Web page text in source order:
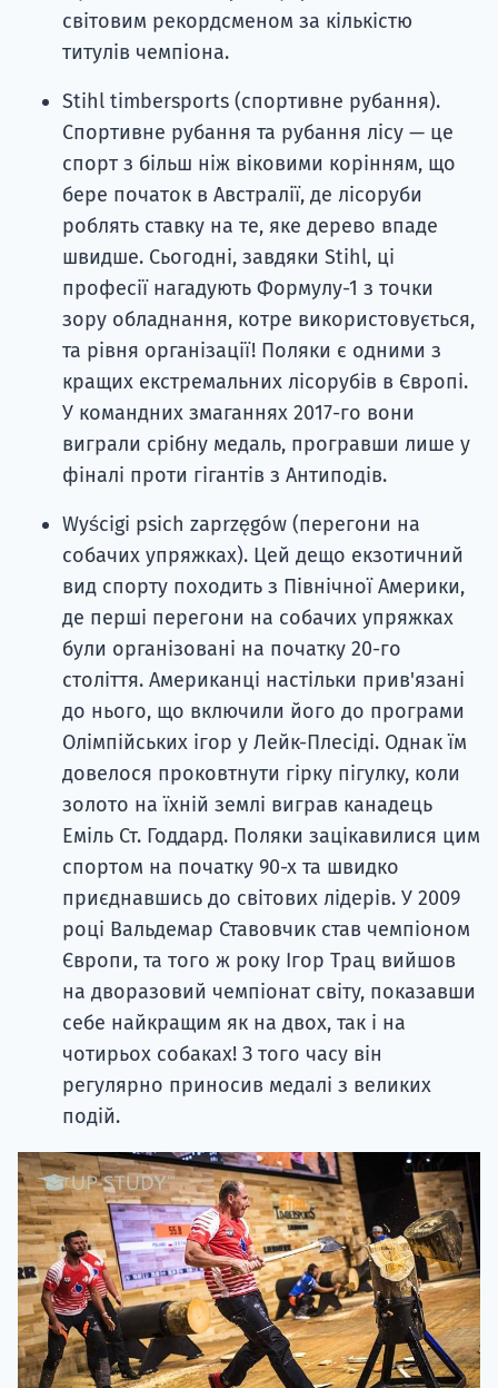
світовим рекордсменом за кількістю
титулів чемпіона.
Stihl timbersports (спортивне рубання).
Спортивне рубання та рубання лісу — це
спорт з більш ніж віковими корінням, що
бере початок в Австралії, де лісоруби
роблять ставку на те, яке дерево впаде
швидше. Сьогодні, завдяки Stihl, ці
професії нагадують Формулу-1 з точки
зору обладнання, котре використовується,
та рівня організації! Поляки є одними з
кращих екстремальних лісорубів в Європі.
У командних змаганнях 2017-го вони
виграли срібну медаль, програвши лише у
фіналі проти гігантів з Антиподів.
Wyścigi psich zaprzęgów (перегони на
собачих упряжках). Цей дещо екзотичний
вид спорту походить з Північної Америки,
де перші перегони на собачих упряжках
були організовані на початку 20-го
століття. Американці настільки прив'язані
до нього, що включили його до програми
Олімпійських ігор у Лейк-Плесіді. Однак їм
довелося проковтнути гірку пігулку, коли
золото на їхній землі виграв канадець
Еміль Ст. Годдард. Поляки зацікавилися цим
спортом на початку 90-х та швидко
приєднавшись до світових лідерів. У 2009
році Вальдемар Ставовчик став чемпіоном
Європи, та того ж року Ігор Трац вийшов
на дворазовий чемпіонат світу, показавши
себе найкращим як на двох, так і на
чотирьох собаках! З того часу він
регулярно приносив медалі з великих
подій.